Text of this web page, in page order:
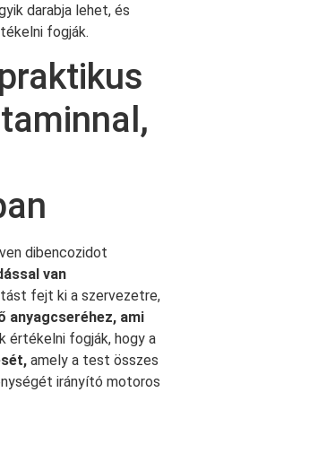
darabja lehet, és
fogják.
dibencozidot
van
fejt ki a szervezetre,
anyagcseréhez, ami
értékelni fogják, hogy a
amely a test összes
irányító motoros